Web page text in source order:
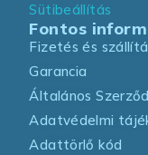
Sütibeállítás
Fontos
Fizetés és
Garancia
Általános
Adatvédelmi
Adattörlő kód